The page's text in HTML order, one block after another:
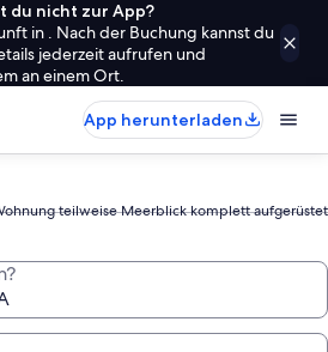
du nicht zur App?
in . Nach der Buchung kannst du
jederzeit aufrufen und
an einem Ort.
App herunterladen
teilweise Meerblick komplett aufgerüstet